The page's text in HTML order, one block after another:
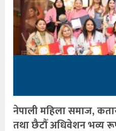
नेपाली महिला समाज,
तथा छैटौँ अधिवेशन भव्य